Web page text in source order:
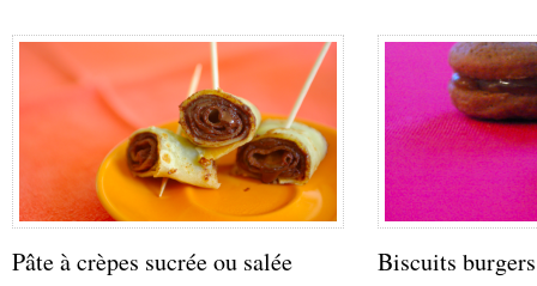
Pâte à crèpes sucrée ou salée Biscuits